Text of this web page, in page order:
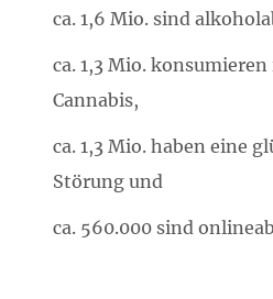
ca. 1,6 Mio. sind
ca. 1,3 Mio.
Cannabis,
ca. 1,3 Mio. haben eine
Störung und
ca. 560.000 sind